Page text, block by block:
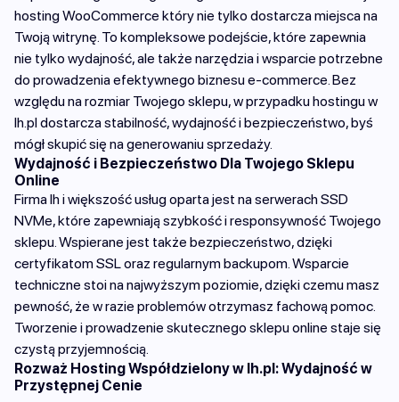
hosting WooCommerce który nie tylko dostarcza miejsca na
Twoją witrynę. To kompleksowe podejście, które zapewnia
nie tylko wydajność, ale także narzędzia i wsparcie potrzebne
do prowadzenia efektywnego biznesu e-commerce. Bez
względu na rozmiar Twojego sklepu, w przypadku hostingu w
lh.pl dostarcza stabilność, wydajność i bezpieczeństwo, byś
mógł skupić się na generowaniu sprzedaży.
Wydajność i Bezpieczeństwo Dla Twojego Sklepu
Online
Firma lh i większość usług oparta jest na serwerach SSD
NVMe, które zapewniają szybkość i responsywność Twojego
sklepu. Wspierane jest także bezpieczeństwo, dzięki
certyfikatom SSL oraz regularnym backupom. Wsparcie
techniczne stoi na najwyższym poziomie, dzięki czemu masz
pewność, że w razie problemów otrzymasz fachową pomoc.
Tworzenie i prowadzenie skutecznego sklepu online staje się
czystą przyjemnością.
Rozważ Hosting Współdzielony w lh.pl: Wydajność w
Przystępnej Cenie